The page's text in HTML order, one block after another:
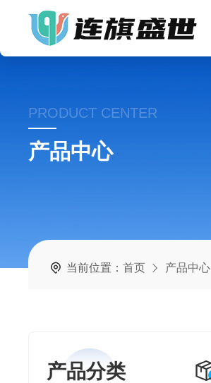
PRODUCT CENTER
产品中心
当前位置：首页 产品中心
产品分类